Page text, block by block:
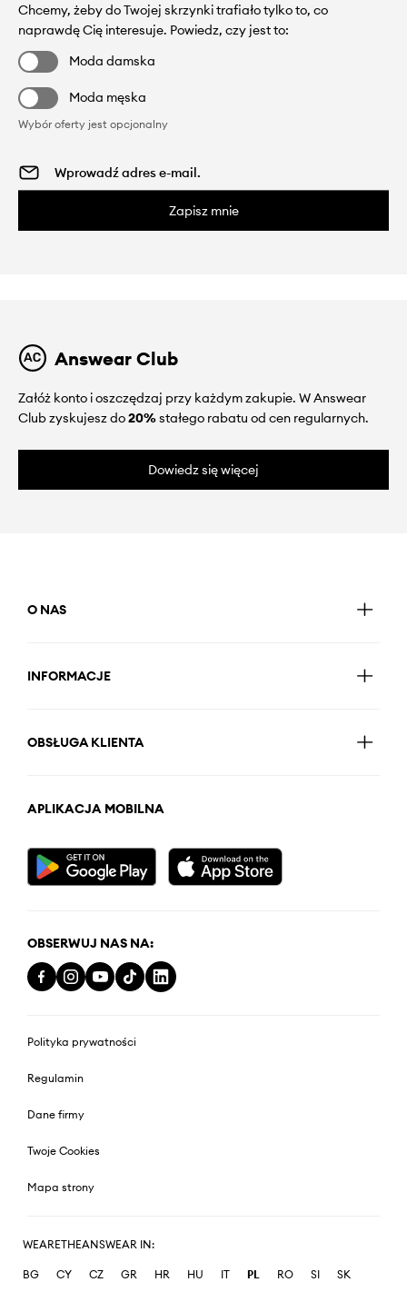
Chcemy, żeby do Twojej skrzynki trafiało tylko to, co
naprawdę Cię interesuje. Powiedz, czy jest to:
Moda damska
Moda męska
Wybór oferty jest opcjonalny
Zapisz mnie
Answear Club
Załóż konto i oszczędzaj przy każdym zakupie. W Answear
Club zyskujesz do20%stałego rabatu od cen regularnych.
Dowiedz się więcej
O NAS
INFORMACJE
OBSŁUGA KLIENTA
APLIKACJA MOBILNA
OBSERWUJ NAS NA:
Polityka prywatności
Regulamin
Dane firmy
Twoje Cookies
Mapa strony
WEARETHEANSWEAR IN:
BG CY CZ GR HR HU IT PL RO SI
SK